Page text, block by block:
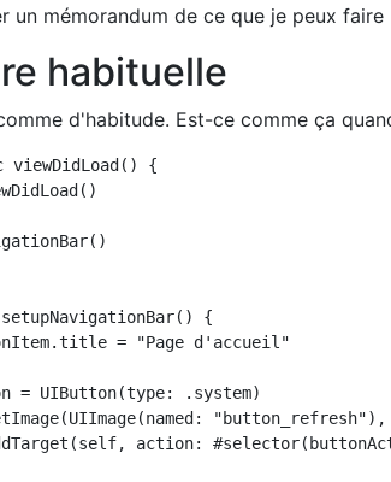
un mémorandum de ce que je peux
habituelle
d'habitude. Est-ce comme ça
viewDidLoad() {
{
= "Page d'accueil"
= UIButton(type: .system)
"button_refresh"),
action: